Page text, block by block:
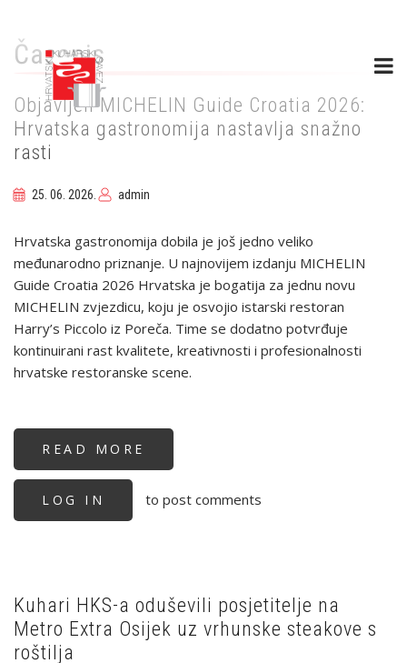
main
content
Časopis
Objavljen MICHELIN Guide Croatia 2026:
Hrvatska gastronomija nastavlja snažno
rasti
25. 06. 2026. admin
Hrvatska gastronomija dobila je još jedno veliko
međunarodno priznanje. U najnovijem izdanju MICHELIN
Guide Croatia 2026 Hrvatska je bogatija za jednu novu
MICHELIN zvjezdicu, koju je osvojio istarski restoran
Harry’s Piccolo iz Poreča. Time se dodatno potvrđuje
kontinuirani rast kvalitete, kreativnosti i profesionalnosti
hrvatske restoranske scene.
READ MORE
MICHELIN
CROATIA
2026:
LOG IN to post comments
Kuhari HKS-a oduševili posjetitelje na
Metro Extra Osijek uz vrhunske steakove s
roštilja